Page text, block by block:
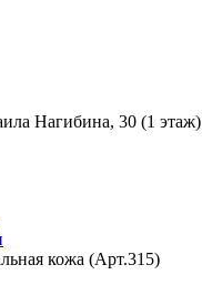
Нагибина, 30 (1 этаж)
кожа (Арт.315)